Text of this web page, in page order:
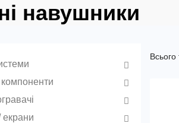
навушники
Всього
компоненти
екрани